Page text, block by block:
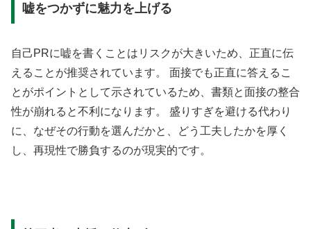
嘘をつかずに魅力を上げる
自己PRに嘘を書くことはリスクが大きいため、正直に伝
えることが推奨されています。 面接でも正直に答えるこ
とがポイントとして示されているため、書類と面接の整合
性が崩れると不利になります。 盛りすぎを避ける代わり
に、なぜその行動を選んだかと、どう工夫したかを厚く
し、再現性で勝負するのが現実的です。